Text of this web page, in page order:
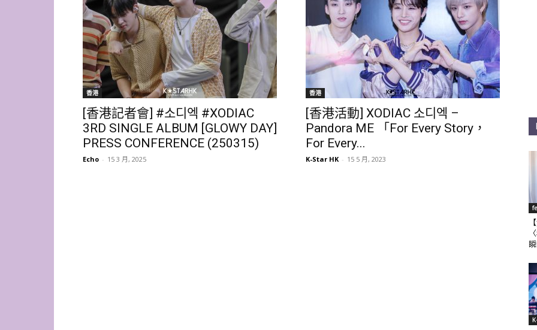
香港
[香港記者會] #소디엑 #XODIAC
3RD SINGLE ALBUM [GLOWY DAY]
PRESS CONFERENCE (250315)
Echo - 15 3 月, 2025
香港
[香港活動] XODIAC 소디엑 –
Pandora ME 「For Every Story，
For Every...
K-Star HK - 15 5 月, 2023